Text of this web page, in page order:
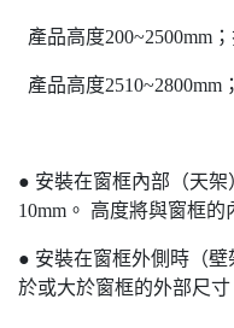
產品高度200~2500mm
產品高度2510~2800mm
● 安裝在窗框內部（天
10mm 。 高度將與窗框的
● 安裝在窗框外側時（
於或大於窗框的外部尺寸